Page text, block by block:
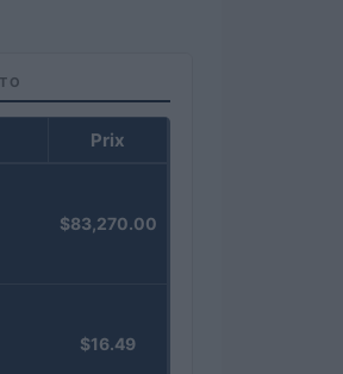
Prix
$83,270.00
$16.49